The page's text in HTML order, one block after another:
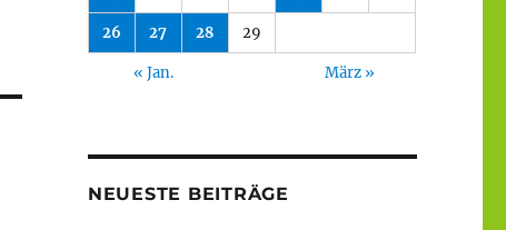
26 27 28 29
« Jan. März »
NEUESTE BEITRÄGE